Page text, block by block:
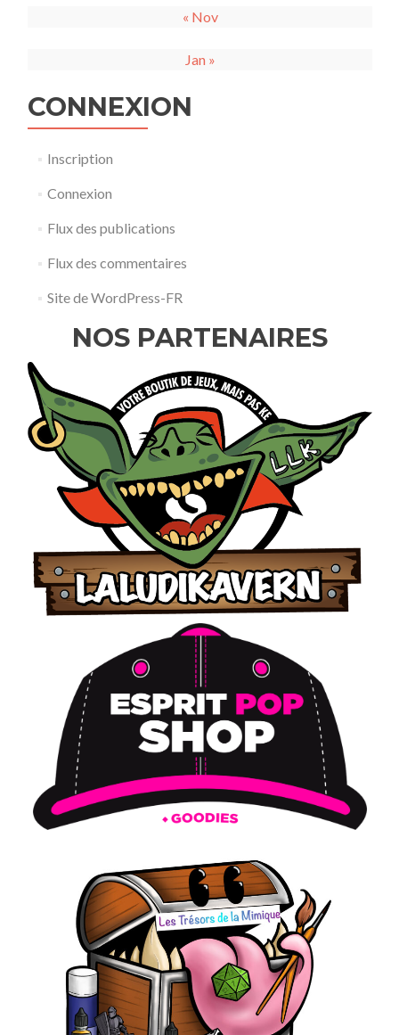
« Nov
Jan »
CONNEXION
Inscription
Connexion
Flux des publications
Flux des commentaires
Site de WordPress-FR
NOS PARTENAIRES